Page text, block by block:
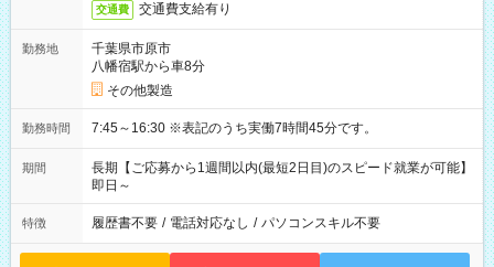
交通費 交通費支給有り
勤務地
千葉県市原市
八幡宿駅から車8分
その他製造
勤務時間 7:45～16:30 ※表記のうち実働7時間45分です。
期間
長期【ご応募から1週間以内(最短2日目)のスピード就業が可能】
即日～
特徴 履歴書不要 / 電話対応なし / パソコンスキル不要